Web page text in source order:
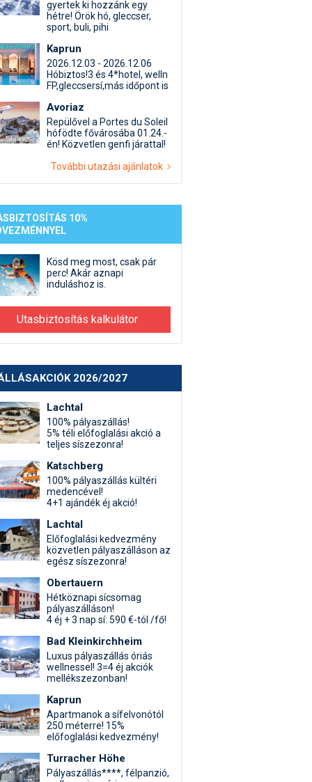
Termékkereső
egyéb síeléshez kapcsolódó téma
beszélgetések
gyertek ki hozzánk egy
hétre! Örök hó, gleccser,
sport, buli, pihi
Kaprun
2026.12.03 - 2026.12.06
Hóbiztos!3 és 4*hotel, welln
FP,gleccsersí,más időpont is
Avoriaz
Repülővel a Portes du Soleil
hófödte fővárosába 01.24.-
én! Közvetlen genfi járattal!
További utazási ajánlatok
10%
Kösd meg most, csak pár
perc! Akár aznapi
induláshoz is.
Utasbiztosítás kalkulátor
2026/2027
Lachtal
100% pályaszállás!
5% téli előfoglalási akció a
teljes síszezonra!
Katschberg
100% pályaszállás kültéri
medencével!
4+1 ajándék éj akció!
Lachtal
Előfoglalási kedvezmény
közvetlen pályaszálláson az
egész síszezonra!
Obertauern
Hétköznapi sícsomag
pályaszálláson!
4 éj + 3 nap sí: 590 €-tól /fő!
Bad Kleinkirchheim
Luxus pályaszállás óriás
wellnessel! 3=4 éj akciók
mellékszezonban!
Kaprun
Apartmanok a sífelvonótól
250 méterre! 15%
előfoglalási kedvezmény!
Turracher Höhe
Pályaszállás****, félpanzió,